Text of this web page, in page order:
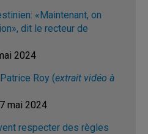
«Maintenant, on
dit le recteur de
2024
Roy (extrait vidéo à
mai 2024
respecter des règles